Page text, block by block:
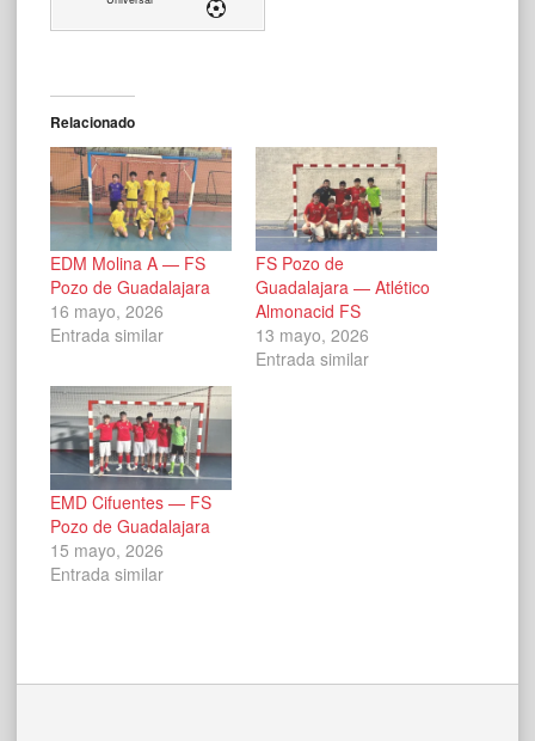
Relacionado
EDM Molina A — FS
Pozo de Guadalajara
16 mayo, 2026
Entrada similar
FS Pozo de
Guadalajara — Atlético
Almonacid FS
13 mayo, 2026
Entrada similar
EMD Cifuentes — FS
Pozo de Guadalajara
15 mayo, 2026
Entrada similar